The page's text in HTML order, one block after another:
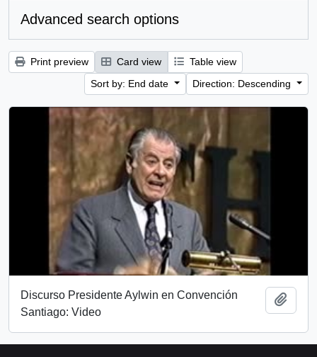
Advanced search options
Print preview Card view
Table view
Sort by: End date
Direction: Descending
Discurso Presidente Aylwin en Convención
Santiago: Video